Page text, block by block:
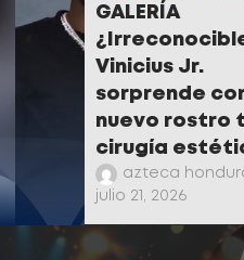
GALERÍA
Vinicius Jr.
sorprende
nuevo rostro
cirugía
azteca
julio 21, 2026